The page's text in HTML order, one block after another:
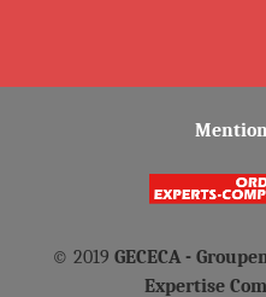
© 2019 GECECA -
Expertise